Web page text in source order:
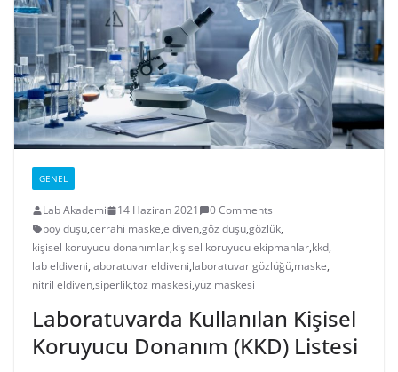
GENEL
Lab Akademi 14 Haziran 2021
0 Comments
boy duşu,cerrahi maske,eldiven,göz duşu,gözlük,
kişisel koruyucu donanımlar,kişisel koruyucu ekipmanlar,kkd,
lab eldiveni,laboratuvar eldiveni,laboratuvar gözlüğü,maske,
nitril eldiven,siperlik,toz maskesi,yüz maskesi
Laboratuvarda Kullanılan Kişisel
Koruyucu Donanım (KKD) Listesi